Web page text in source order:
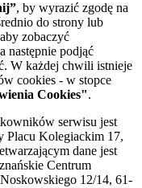
, by wyrazić zgodę na
do strony lub
zobaczyć
następnie podjąć
W każdej chwili istnieje
cookies - w stopce
Cookies".
serwisu jest
Placu Kolegiackim 17,
dane jest
Centrum
12/14, 61-